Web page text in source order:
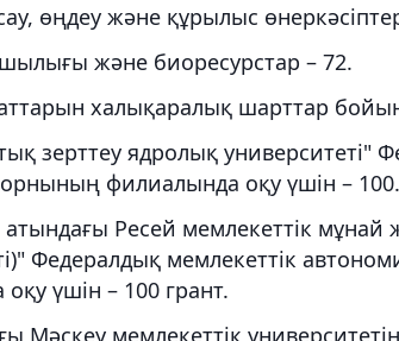
өңдеу және құрылыс
және биоресурстар – 72.
халықаралық шарттар
зерттеу ядролық университеті"
филиалында оқу үшін – 100.
Ресей мемлекеттік мұнай
Федералдық мемлекеттік
үшін – 100 грант.
Мәскеу мемлекеттік